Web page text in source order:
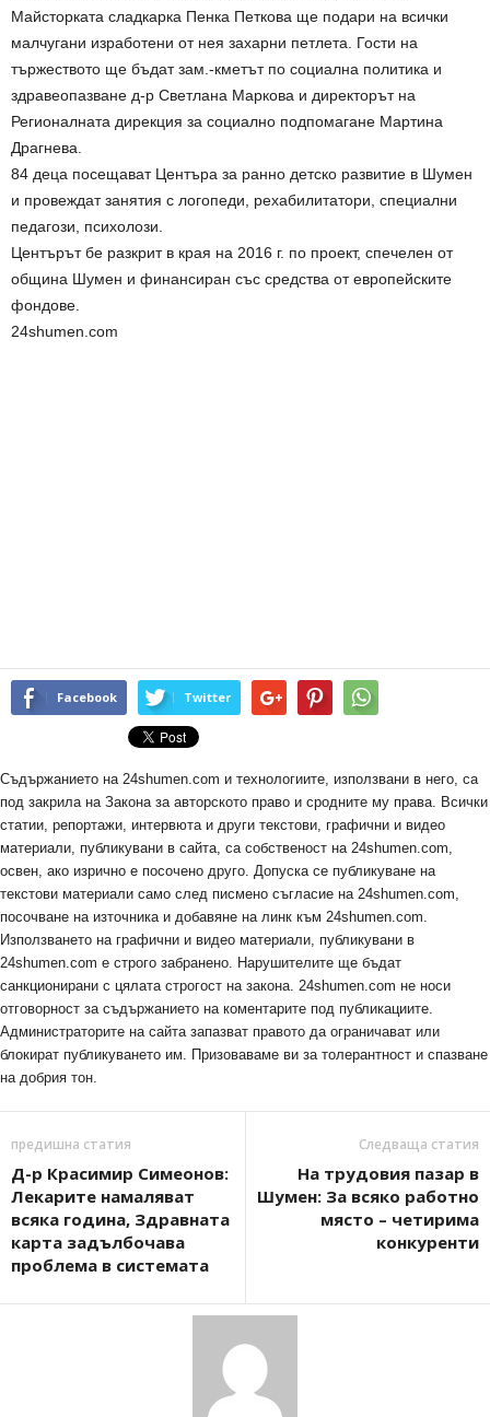
Майсторката сладкарка Пенка Петкова ще подари на всички
малчугани изработени от нея захарни петлета. Гости на
тържеството ще бъдат зам.-кметът по социална политика и
здравеопазване д-р Светлана Маркова и директорът на
Регионалната дирекция за социално подпомагане Мартина
Драгнева.
84 деца посещават Центъра за ранно детско развитие в Шумен
и провеждат занятия с логопеди, рехабилитатори, специални
педагози, психолози.
Центърът бе разкрит в края на 2016 г. по проект, спечелен от
община Шумен и финансиран със средства от европейските
фондове.
24shumen.com
Facebook Twitter
Съдържанието на 24shumen.com и технологиите, използвани в него, са
под закрила на Закона за авторското право и сродните му права. Всички
статии, репортажи, интервюта и други текстови, графични и видео
материали, публикувани в сайта, са собственост на 24shumen.com,
освен, ако изрично е посочено друго. Допуска се публикуване на
текстови материали само след писмено съгласие на 24shumen.com,
посочване на източника и добавяне на линк към 24shumen.com.
Използването на графични и видео материали, публикувани в
24shumen.com е строго забранено. Нарушителите ще бъдат
санкционирани с цялата строгост на закона. 24shumen.com не носи
отговорност за съдържанието на коментарите под публикациите.
Администраторите на сайта запазват правото да ограничават или
блокират публикуването им. Призоваваме ви за толерантност и спазване
на добрия тон.
предишна статия
Д-р Красимир Симеонов:
Лекарите намаляват
всяка година, Здравната
карта задълбочава
проблема в системата
Следваща статия
На трудовия пазар в
Шумен: За всяко работно
място – четирима
конкуренти